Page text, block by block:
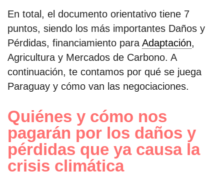
En total, el documento orientativo tiene 7
puntos, siendo los más importantes Daños y
Pérdidas, financiamiento para Adaptación,
Agricultura y Mercados de Carbono. A
continuación, te contamos por qué se juega
Paraguay y cómo van las negociaciones.
Quiénes y cómo nos
pagarán por los daños y
pérdidas que ya causa la
crisis climática